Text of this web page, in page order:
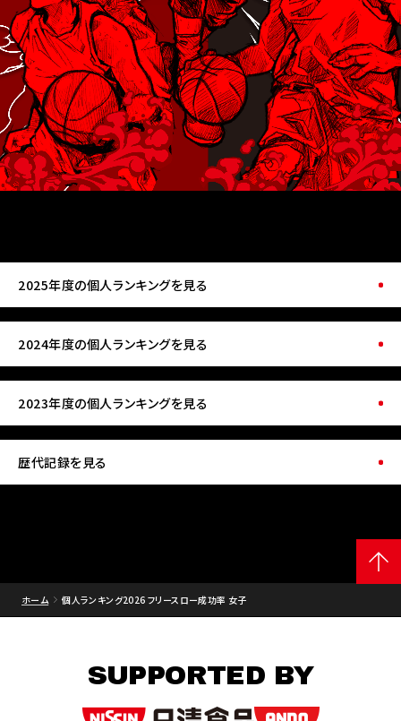
2025年度の個人ランキングを見る
2024年度の個人ランキングを見る
2023年度の個人ランキングを見る
歴代記録を見る
ホーム 個人ランキング2026 フリースロー成功率 女子
SUPPORTED BY